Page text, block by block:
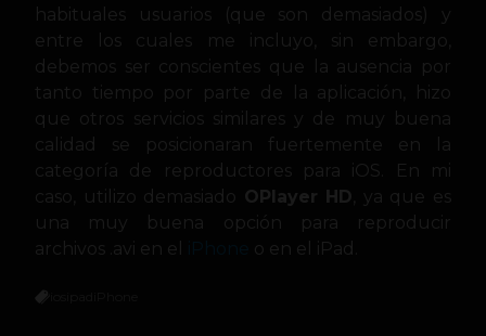
habituales usuarios (que son demasiados) y
entre los cuales me incluyo, sin embargo,
debemos ser conscientes que la ausencia por
tanto tiempo por parte de la aplicación, hizo
que otros servicios similares y de muy buena
calidad se posicionaran fuertemente en la
categoría de reproductores para iOS. En mi
caso, utilizo demasiado
OPlayer HD
, ya que es
una muy buena opción para reproducir
archivos .avi en el
o en el iPad.